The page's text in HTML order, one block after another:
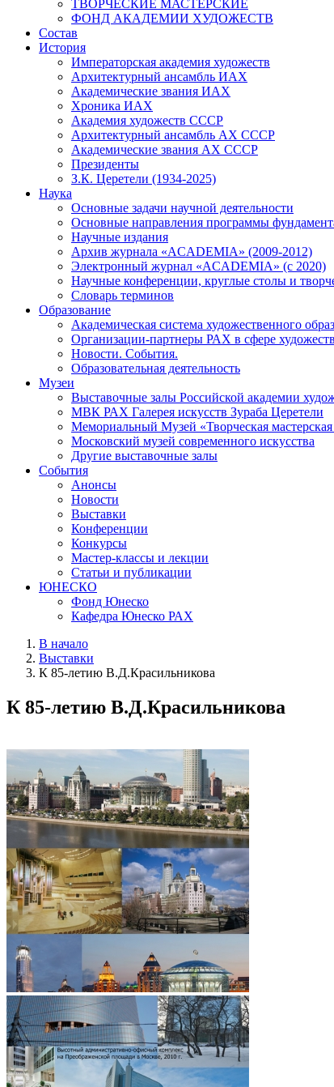
ТВОРЧЕСКИЕ МАСТЕРСКИЕ
ФОНД АКАДЕМИИ ХУДОЖЕСТВ
Состав
История
Императорская академия художеств
Архитектурный ансамбль ИАХ
Академические звания ИАХ
Хроника ИАХ
Академия художеств СССР
Архитектурный ансамбль АХ СССР
Академические звания АХ СССР
Президенты
З.К. Церетели (1934-2025)
Наука
Основные задачи научной деятельности
Основные направления программы
Научные издания
Архив журнала «ACADEMIA» (2009-2012)
Электронный журнал «ACADEMIA» (с 2020)
Научные конференции, круглые столы и
Словарь терминов
Образование
Академическая система художественного
Организации-партнеры РАХ в сфере
Новости. События.
Образовательная деятельность
Музеи
Выставочные залы Российской академии
МВК РАХ Галерея искусств Зураба Церетели
Мемориальный Музей «Творческая
Московский музей современного искусства
Другие выставочные залы
События
Анонсы
Новости
Выставки
Конференции
Конкурсы
Мастер-классы и лекции
Статьи и публикации
ЮНЕСКО
Фонд Юнеско
Кафедра Юнеско РАХ
В начало
Выставки
К 85-летию В.Д.Красильникова
К 85-летию В.Д.Красильникова